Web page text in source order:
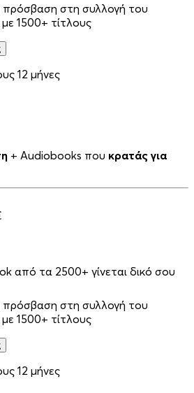
πρόσβαση στη συλλογή του
1500+ τίτλους
12 μήνες
+ Audiobooks που κρατάς για
από τα 2500+ γίνεται δικό σου
πρόσβαση στη συλλογή του
1500+ τίτλους
12 μήνες